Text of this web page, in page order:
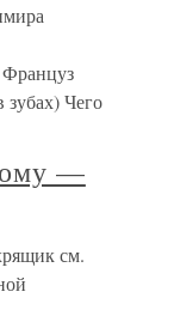
Чего
—
см.